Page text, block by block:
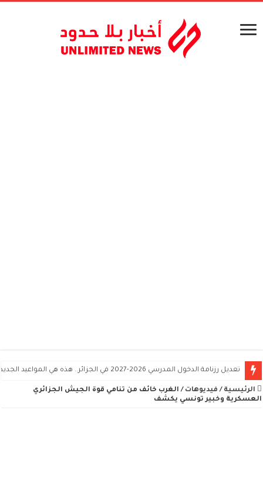
تعديل رزنامة الدخول المدرسي 2026-2027 في الجزائر.. هذه هي المواعيد الجديدة
الرئيسية / فيديوهات / الغرب خائف من تنامي قوة الجيش الجزائري
العسكرية وخبير تونسي يكشف